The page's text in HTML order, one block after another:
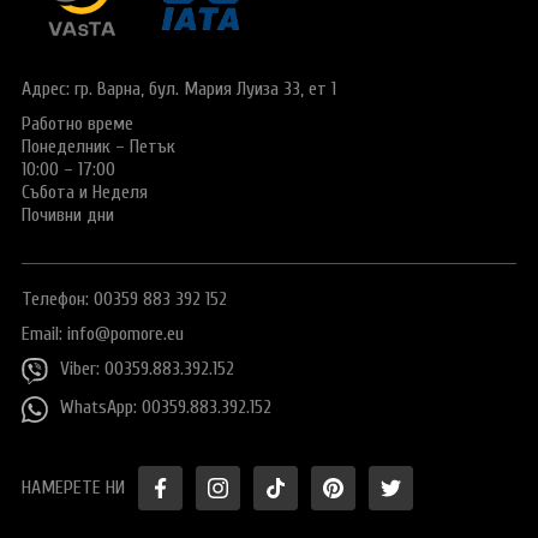
Е-ВИЗА ЗА РУСИЯ
ВИЗА за САУДИТСКА АРАБИЯ
Виза за Тайланд
Заявление за издаване на електронно разрешение за
пътуване до UK
ПОДАРЪЧЕН ВАУЧЕР ЗА ПЪТУВАНЕ
ОЩЕ
Общи условия
Политика за
поверителност
+359 883 392 152
Адрес: гр. Варна, бул. Мария Луиза 33, ет 1
Работно време
Понеделник – Петък
10:00 – 17:00
Събота и Неделя
Почивни дни
Телефон: 00359 883 392 152
Email: info@pomore.eu
Viber: 00359.883.392.152
WhatsApp: 00359.883.392.152
НАМЕРЕТЕ НИ